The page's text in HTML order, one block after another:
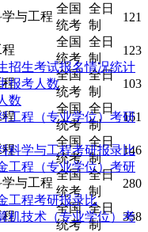
与工程
全国
统考
全日
制
121
全国
统考
全日
制
123
程
全国
统考
全日
制
103
程
全国
统考
全日
制
161
程
全国
统考
全日
制
146
与工程
全国
统考
全日
制
280
程
全国
统考
全日
制
358
招生考试报名情况统计
报考人数
数
工程（专业学位）考研
科学与工程考研报录比
工程（专业学位）考研
工程考研报录比
机技术（专业学位）考